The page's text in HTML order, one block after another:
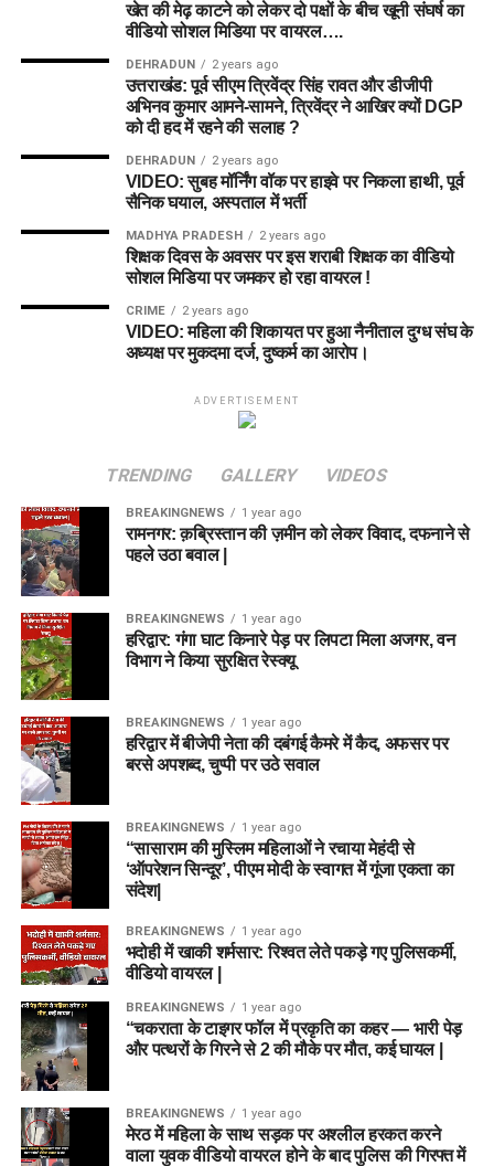
खेत की मेढ़ काटने को लेकर दो पक्षों के बीच खूनी संघर्ष का
वीडियो सोशल मिडिया पर वायरल….
DEHRADUN 2 years ago
उत्तराखंड: पूर्व सीएम त्रिवेंद्र सिंह रावत और डीजीपी
अभिनव कुमार आमने-सामने, त्रिवेंद्र ने आखिर क्यों DGP
को दी हद में रहने की सलाह ?
DEHRADUN 2 years ago
VIDEO: सुबह मॉर्निंग वॉक पर हाइवे पर निकला हाथी, पूर्व
सैनिक घयाल, अस्पताल में भर्ती
MADHYA PRADESH 2 years ago
शिक्षक दिवस के अवसर पर इस शराबी शिक्षक का वीडियो
सोशल मिडिया पर जमकर हो रहा वायरल !
CRIME 2 years ago
VIDEO: महिला की शिकायत पर हुआ नैनीताल दुग्ध संघ के
अध्यक्ष पर मुकदमा दर्ज, दुष्कर्म का आरोप।
ADVERTISEMENT
TRENDING GALLERY VIDEOS
BREAKINGNEWS 1 year ago
रामनगर: क़ब्रिस्तान की ज़मीन को लेकर विवाद, दफनाने से
पहले उठा बवाल |
BREAKINGNEWS 1 year ago
हरिद्वार: गंगा घाट किनारे पेड़ पर लिपटा मिला अजगर, वन
विभाग ने किया सुरक्षित रेस्क्यू
BREAKINGNEWS 1 year ago
हरिद्वार में बीजेपी नेता की दबंगई कैमरे में कैद, अफसर पर
बरसे अपशब्द, चुप्पी पर उठे सवाल
BREAKINGNEWS 1 year ago
“सासाराम की मुस्लिम महिलाओं ने रचाया मेहंदी से
‘ऑपरेशन सिन्दूर’, पीएम मोदी के स्वागत में गूंजा एकता का
संदेश|
BREAKINGNEWS 1 year ago
भदोही में खाकी शर्मसार: रिश्वत लेते पकड़े गए पुलिसकर्मी,
वीडियो वायरल |
BREAKINGNEWS 1 year ago
“चकराता के टाइगर फॉल में प्रकृति का कहर — भारी पेड़
और पत्थरों के गिरने से 2 की मौके पर मौत, कई घायल |
BREAKINGNEWS 1 year ago
मेरठ में महिला के साथ सड़क पर अश्लील हरकत करने
वाला युवक वीडियो वायरल होने के बाद पुलिस की गिरफ्त में